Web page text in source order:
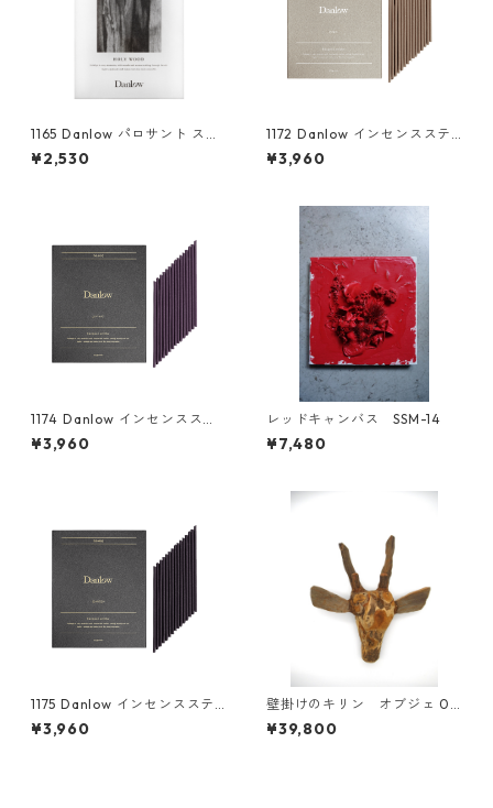
1165 Danlow パロサント ステ
ィック(香木)
¥2,530
1172 Danlow インセンスステ
ィック-GINIC(ジニック)-
¥3,960
1174 Danlow インセンスステ
ィック-LUVIHAS(ルヴィハス)
-
¥3,960
レッドキャンバス SSM-14
¥7,480
1175 Danlow インセンスステ
ィック-GARTON(ガートン)-
¥3,960
壁掛けのキリン オブジェ 05
0
¥39,800